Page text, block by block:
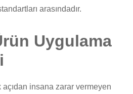
arasındadır.
Uygulama
insana zarar vermeyen